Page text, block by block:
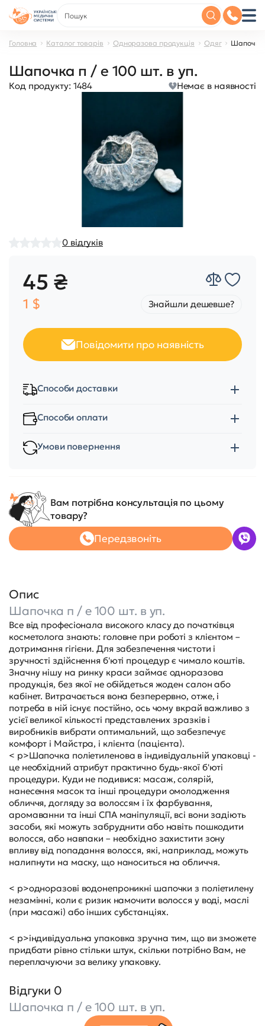
Головна Каталог товарів Одноразова продукція Одяг Шапочка
Шапочка п / е 100 шт. в уп.
Код продукту: 1484 Немає в наявності
0 відгуків
45 ₴
1 $ Знайшли дешевше?
Повідомити про наявність
Способи доставки
Способи оплати
Умови повернення
Вам потрібна консультація по цьому
товару?
Передзвоніть
Опис
Шапочка п / е 100 шт. в уп.
Все від професіонала високого класу до початківця
косметолога знають: головне при роботі з клієнтом –
дотримання гігієни. Для забезпечення чистоти і
зручності здійснення б'юті процедур є чимало коштів.
Значну нішу на ринку краси займає одноразова
продукція, без якої не обійдеться жоден салон або
кабінет. Витрачається вона безперервно, отже, і
потреба в ній існує постійно, ось чому вкрай важливо з
усієї великої кількості представлених зразків і
виробників вибрати оптимальний, що забезпечує
комфорт і Майстра, і клієнта (пацієнта).
< p>Шапочка поліетиленова в індивідуальній упаковці -
це необхідний атрибут практично будь-якої б'юті
процедури. Куди не подивися: масаж, солярій,
нанесення масок та інші процедури омолодження
обличчя, догляду за волоссям і їх фарбування,
аромаванни та інші СПА маніпуляції, всі вони задіють
засоби, які можуть забруднити або навіть пошкодити
волосся, або навпаки – необхідно захистити зону
впливу від попадання волосся, які, наприклад, можуть
налипнути на маску, що наноситься на обличчя.
< p>одноразові водонепроникні шапочки з поліетилену
незамінні, коли є ризик намочити волосся у воді, маслі
(при масажі) або інших субстанціях.
< p>індивідуальна упаковка зручна тим, що ви зможете
придбати рівно стільки штук, скільки потрібно Вам, не
переплачуючи за велику упаковку.
Відгуки 0
Шапочка п / е 100 шт. в уп.